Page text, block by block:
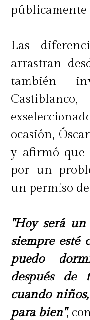
públicamente
Las
arrastran
también
ocasión,
y afirmó que
por un
un permiso
"Hoy será
siempre esté
puedo
después de
cuando
para bien",